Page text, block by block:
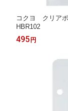
コクヨ クリアポ
HBR102
495 円